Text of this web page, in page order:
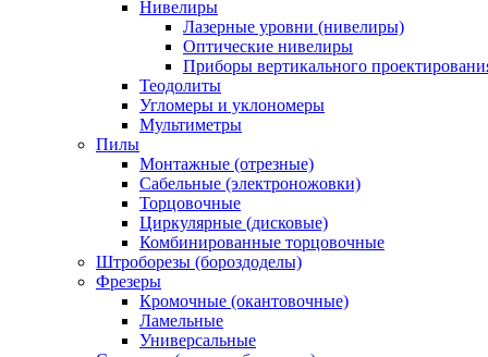
Нивелиры
Лазерные уровни (нивелиры)
Оптические нивелиры
Приборы вертикального
Теодолиты
Угломеры и уклономеры
Мультиметры
Пилы
Монтажные (отрезные)
Сабельные (электроножовки)
Торцовочные
Циркулярные (дисковые)
Комбинированные торцовочные
Штроборезы (бороздоделы)
Фрезеры
Кромочные (окантовочные)
Ламельные
Универсальные